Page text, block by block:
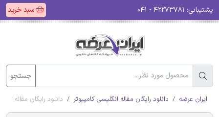
پشتیبانی: سبد خرید
جستجو
ایران عرضه دانلود رایگان مقاله انگلیسی کامپیوتر دانلود رایگان مقاله